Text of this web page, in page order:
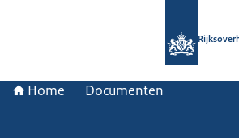
Home Documenten